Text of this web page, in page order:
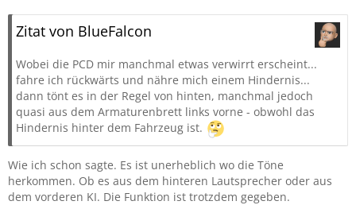
Zitat von BlueFalcon
Wobei die PCD mir manchmal etwas verwirrt erscheint...
fahre ich rückwärts und nähre mich einem Hindernis...
dann tönt es in der Regel von hinten, manchmal jedoch
quasi aus dem Armaturenbrett links vorne - obwohl das
Hindernis hinter dem Fahrzeug ist.
Wie ich schon sagte. Es ist unerheblich wo die Töne
herkommen. Ob es aus dem hinteren Lautsprecher oder aus
dem vorderen KI. Die Funktion ist trotzdem gegeben.